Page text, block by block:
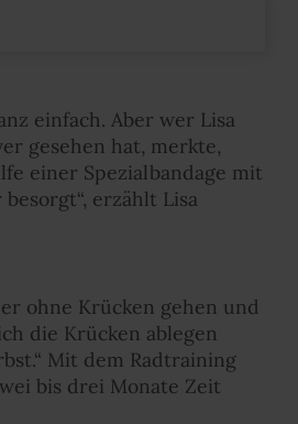
einfach. Aber wer Lisa
gesehen hat, merkte,
einer Spezialbandage mit
erzählt Lisa
ohne Krücken gehen und
die Krücken ablegen
Mit dem Radtraining
bis drei Monate Zeit